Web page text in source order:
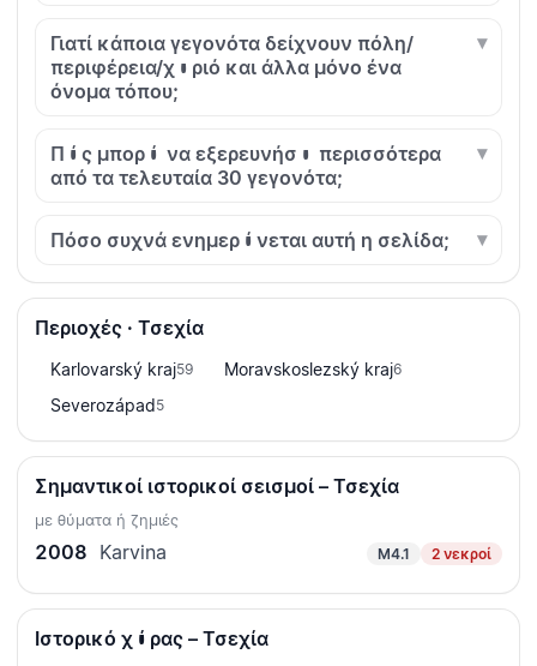
Γιατί κάποια γεγονότα δείχνουν πόλη/
περιφέρεια/χωριό και άλλα μόνο ένα
όνομα τόπου;
Πώς μπορώ να εξερευνήσω περισσότερα
από τα τελευταία 30 γεγονότα;
Πόσο συχνά ενημερώνεται αυτή η σελίδα;
Περιοχές · Τσεχία
Karlovarský kraj59 Moravskoslezský kraj6
Severozápad5
Σημαντικοί ιστορικοί σεισμοί – Τσεχία
με θύματα ή ζημιές
2008 Karvina M4.1 2 νεκροί
Ιστορικό χώρας – Τσεχία